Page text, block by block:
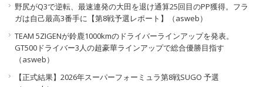
野尻がQ3で逆転、最速連発の大田を退け通算25回目のPP獲得。フラ
ガは自己最高3番手に【第8戦予選レポート】（asweb）
TEAM 5ZIGENが鈴鹿1000kmのドライバーラインアップを発表。
GT500ドライバー3人の超豪華ラインアップで総合優勝目指す
（asweb）
【正式結果】2026年スーパーフォーミュラ第8戦SUGO 予選